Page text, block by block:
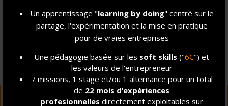
Un apprentissage "learning by doing" centré sur le
partage, l'expérimentation et la mise en pratique
pour de vraies entreprises
Une pédagogie basée sur les soft skills ("6C") et
les valeurs de l'entrepreneur
7 missions, 1 stage et/ou 1 alternance pour un total
de 22 mois d’expériences
profesionnelles directement exploitables sur
ET APRÈS LE MSc ?